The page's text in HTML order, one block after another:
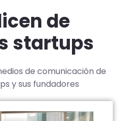
de
startups
de comunicación de
y sus fundadores